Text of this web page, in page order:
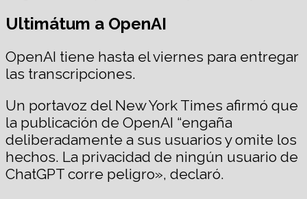
Ultimátum a OpenAI
OpenAI tiene hasta el viernes para entregar
las transcripciones.
Un portavoz del New York Times afirmó que
la publicación de OpenAI “engaña
deliberadamente a sus usuarios y omite los
hechos. La privacidad de ningún usuario de
ChatGPT corre peligro», declaró.